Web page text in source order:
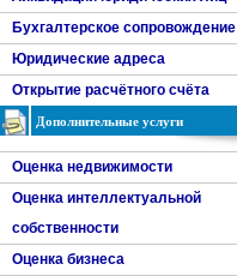
Бухгалтерское сопровождение
Юридические адреса
Открытие расчётного счёта
Дополнительные услуги
Оценка недвижимости
Оценка интеллектуальной
собственности
Оценка бизнеса